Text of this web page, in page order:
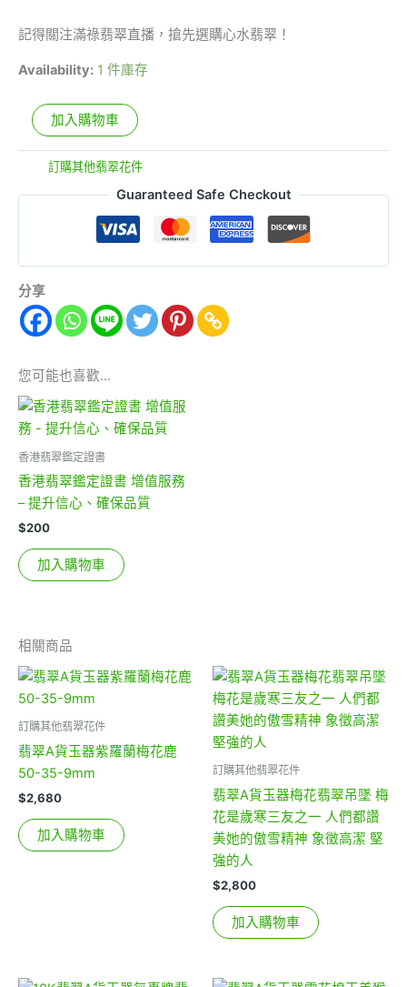
記得關注滿祿翡翠直播，搶先選購心水翡翠！
Availability: 1 件庫存
加入購物車
訂購其他翡翠花件
Guaranteed Safe Checkout
分享
您可能也喜歡…
香港翡翠鑑定證書
香港翡翠鑑定證書 增值服務
– 提升信心、確保品質
$200
加入購物車
相關商品
訂購其他翡翠花件
翡翠A貨玉器紫羅蘭梅花鹿
50-35-9mm
$2,680
加入購物車
訂購其他翡翠花件
翡翠A貨玉器梅花翡翠吊墜 梅
花是歲寒三友之一 人們都讚
美她的傲雪精神 象徵高潔 堅
強的人
$2,800
加入購物車